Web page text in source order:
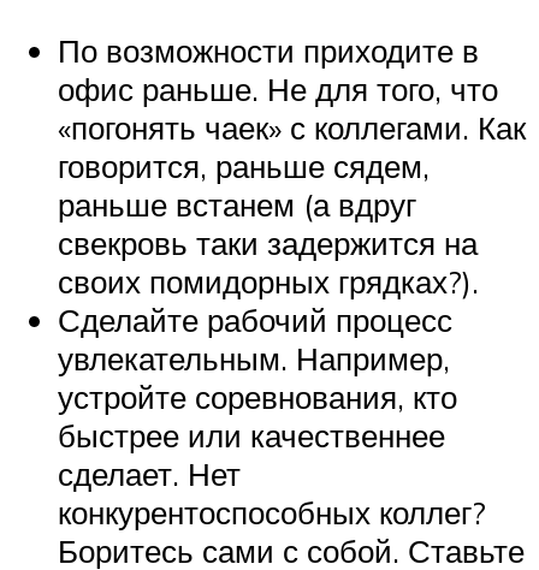
По возможности приходите в
офис раньше. Не для того, что
«погонять чаек» с коллегами. Как
говорится, раньше сядем,
раньше встанем (а вдруг
свекровь таки задержится на
своих помидорных грядках?).
Сделайте рабочий процесс
увлекательным. Например,
устройте соревнования, кто
быстрее или качественнее
сделает. Нет
конкурентоспособных коллег?
Боритесь сами с собой. Ставьте